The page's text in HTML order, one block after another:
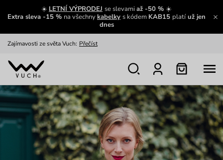
☀️ LETNÍ VÝPRODEJ se slevamiaž -50 % ☀️
Extra sleva -15 % na všechnykabelky s kódem KAB15 platíuž jen
dnes
Výměna a vrácení zdarma Zobrazit
Oblíbenci jsou zpět